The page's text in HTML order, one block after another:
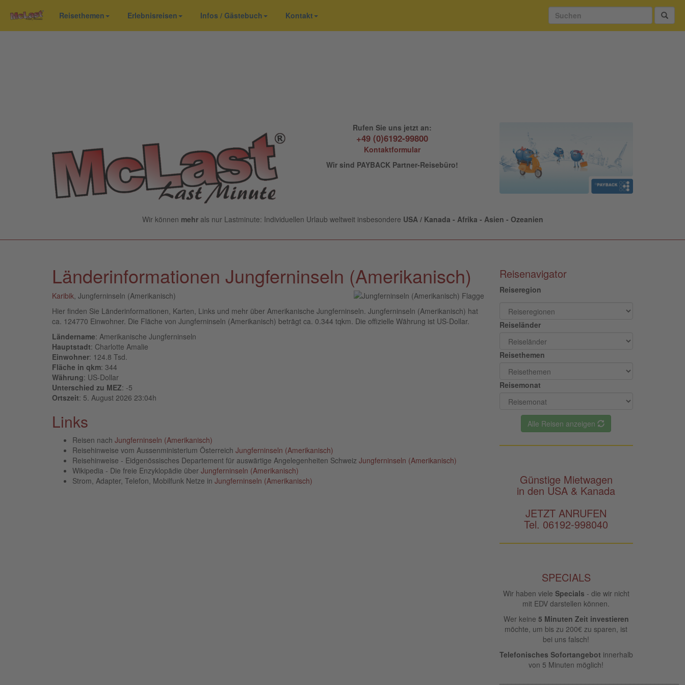
Rufen Sie uns jetzt an:
+49 (0)6192-99800
Kontaktformular
Wir sind PAYBACK Partner-Reisebüro!
Wir können mehrals nur Lastminute: Individuellen Urlaub weltweit insbesondere USA / Kanada - Afrika - Asien - Ozeanien
Reisethemen Erlebnisreisen Infos / Gästebuch Kontakt
Länderinformationen Jungferninseln (Amerikanisch)
Karibik , Jungferninseln (Amerikanisch)
Hier finden Sie Länderinformationen, Karten, Links und mehr über Amerikanische Jungferninseln. Jungferninseln (Amerikanisch) hat
ca. 124770 Einwohner. Die Fläche von Jungferninseln (Amerikanisch) beträgt ca. 0.344 tqkm. Die offizielle Währung ist US-Dollar.
Ländername: Amerikanische Jungferninseln
Hauptstadt: Charlotte Amalie
Einwohner: 124.8 Tsd.
Fläche in qkm: 344
Währung: US-Dollar
Unterschied zu MEZ: -5
Ortszeit: 5. August 2026 23:04h
Links
Reisen nach Jungferninseln (Amerikanisch)
Reisehinweise vom Aussenministerium Österreich Jungferninseln (Amerikanisch)
Reisehinweise - Eidgenössisches Departement für auswärtige Angelegenheiten Schweiz Jungferninseln (Amerikanisch)
Wikipedia - Die freie Enzyklopädie über Jungferninseln (Amerikanisch)
Strom, Adapter, Telefon, Mobilfunk Netze in Jungferninseln (Amerikanisch)
Reisenavigator
Reiseregion
Reiseländer
Reisethemen
Reisemonat
Alle Reisen anzeigen
Günstige Mietwagen
in den USA & Kanada
JETZT ANRUFEN
Tel. 06192-998040
SPECIALS
Wir haben viele Specials - die wir nicht
mit EDV darstellen können.
Wer keine 5 Minuten Zeit investieren
möchte, um bis zu 200€ zu sparen, ist
bei uns falsch!
Telefonisches Sofortangebot innerhalb
von 5 Minuten möglich!